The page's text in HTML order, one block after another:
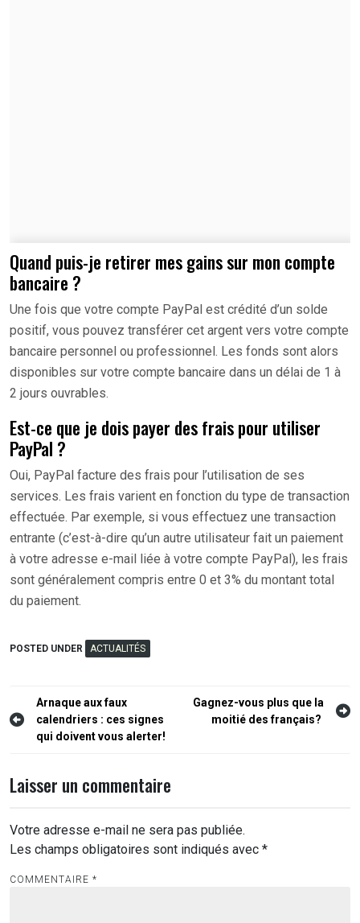
Quand puis-je retirer mes gains sur mon compte
bancaire ?
Une fois que votre compte PayPal est crédité d’un solde
positif, vous pouvez transférer cet argent vers votre compte
bancaire personnel ou professionnel. Les fonds sont alors
disponibles sur votre compte bancaire dans un délai de 1 à
2 jours ouvrables.
Est-ce que je dois payer des frais pour utiliser
PayPal ?
Oui, PayPal facture des frais pour l’utilisation de ses
services. Les frais varient en fonction du type de transaction
effectuée. Par exemple, si vous effectuez une transaction
entrante (c’est-à-dire qu’un autre utilisateur fait un paiement
à votre adresse e-mail liée à votre compte PayPal), les frais
sont généralement compris entre 0 et 3% du montant total
du paiement.
POSTED UNDER ACTUALITÉS
Navigation
de
Arnaque aux faux
calendriers : ces signes
qui doivent vous alerter!
Gagnez-vous plus que la
moitié des français?
Laisser un commentaire
Votre adresse e-mail ne sera pas publiée.
Les champs obligatoires sont indiqués avec *
COMMENTAIRE *